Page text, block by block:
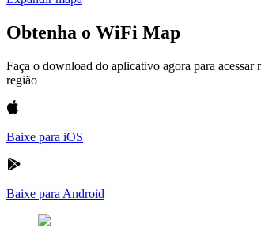
Obtenha o WiFi Map
Faça o download do aplicativo agora para
região
Baixe para iOS
Baixe para Android